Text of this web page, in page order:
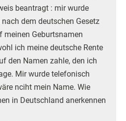
beantragt : mir wurde
dem deutschen Gesetz
meinen Geburtsnamen
ich meine deutsche Rente
den Namen zahle, den ich
Mir wurde telefonisch
nciht mein Name. Wie
in Deutschland anerkennen